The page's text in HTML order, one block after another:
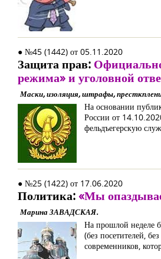
● №45 (1442) от 05.11.2020
Защита прав:
режима» и уголовной
Маски, изоляция, штрафы,
На основании
России от
фельдъегерскую
● №25 (1422) от 17.06.2020
Политика:«Мы
Марина ЗАВАДСКАЯ.
На прошлой неделе
(без посетителей,
современников,